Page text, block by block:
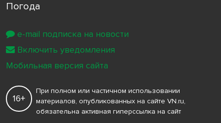
Погода
16+
При полном или частичном использовании
материалов, опубликованных на сайте VN.ru,
обязательна активная гиперссылка на сайт
e-mail подписка на новости
Включить уведомления
Мобильная версия сайта